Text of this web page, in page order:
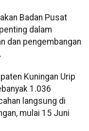
Badan Pusat
dalam
dan pengembangan
Kuningan Urip
1.036
langsung di
mulai 15 Juni